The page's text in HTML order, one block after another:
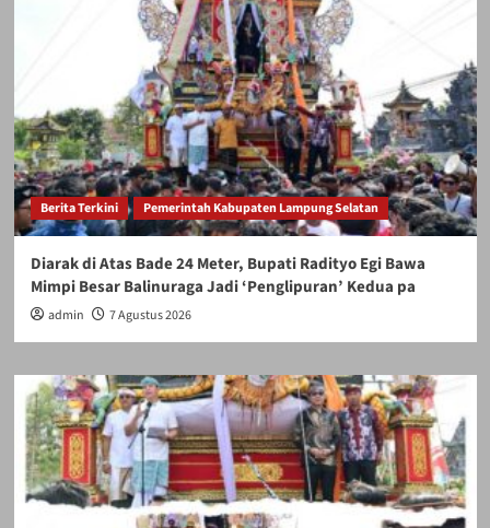
Berita Terkini Pemerintah Kabupaten Lampung Selatan
Diarak di Atas Bade 24 Meter, Bupati Radityo Egi Bawa
Mimpi Besar Balinuraga Jadi ‘Penglipuran’ Kedua pa
admin 7 Agustus 2026